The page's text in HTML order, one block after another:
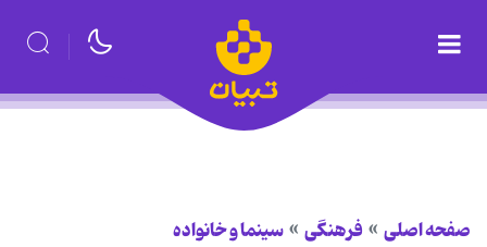
صفحه اصلی فرهنگی سینما و خانواده